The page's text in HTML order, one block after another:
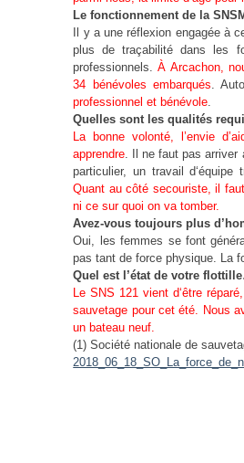
Le fonctionnement de la
Il y a une réflexion engagée à
plus de traçabilité dans les
professionnels.À Arcachon,
34 bénévoles embarqués.
professionnel et bénévole.
Quelles sont les qualités
La bonne volonté, l’envie
apprendre. Il ne faut pas arriver
particulier, un travail
Quant au côté secouriste, il
ni ce sur quoi on va tomber.
Avez-vous toujours plus
Oui, les femmes se font
pas tant de force physique. La
Quel est l’état de votre
Le SNS 121 vient d‘être
sauvetage pour cet été. Nous
un bateau neuf.
(1) Société nationale de